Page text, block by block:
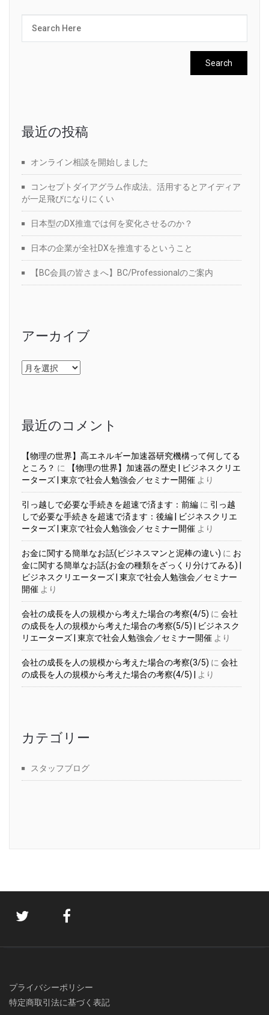
最近の投稿
オンライン相談を開始しました
コンセプトダイアグラム作成法。活用するとアイディア
が一足飛びになりにくい
日本型のDX推進では何を変化させるのか？
日本の企業が全社DXを推進するということ
【BC会員の皆さまへ】BC/Professionalのご案内
アーカイブ
ア
ー
最近のコメント
【物理の世界】高エネルギー加速器研究機構って何してる
ところ？ に
【物理の世界】加速器の歴史 | ビジネスクリエ
ーターズ | 東京で社会人勉強会／セミナー開催 より
引っ越しで必要な手続きを超速で済ます：前編 に 引っ越
しで必要な手続きを超速で済ます：後編 | ビジネスクリエ
ーターズ | 東京で社会人勉強会／セミナー開催 より
お金に関する簡単なお話(ビジネスマンと泥棒の違い) に お
金に関する簡単なお話(お金の種類をざっくり分けてみる) |
ビジネスクリエーターズ | 東京で社会人勉強会／セミナー
開催 より
会社の成長を人の規模から考えた場合の考察(4/5) に 会社
の成長を人の規模から考えた場合の考察(5/5) | ビジネスク
リエーターズ | 東京で社会人勉強会／セミナー開催 より
会社の成長を人の規模から考えた場合の考察(3/5) に 会社
の成長を人の規模から考えた場合の考察(4/5) |
より
カテゴリー
スタッフブログ
プライバシーポリシー
特定商取引法に基づく表記